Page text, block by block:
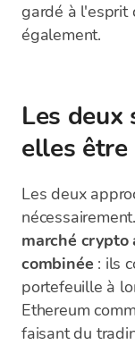
gardé à l'esprit
également.
Les
elles être
Les deux
nécessairement.
marché crypto
combinée : ils
portefeuille à
Ethereum
faisant du